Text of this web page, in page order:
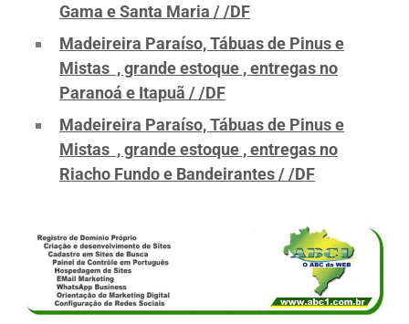
Gama e Santa Maria / /DF
Madeireira Paraíso, Tábuas de Pinus e
Mistas , grande estoque , entregas no
Paranoá e Itapuã / /DF
Madeireira Paraíso, Tábuas de Pinus e
Mistas , grande estoque , entregas no
Riacho Fundo e Bandeirantes / /DF